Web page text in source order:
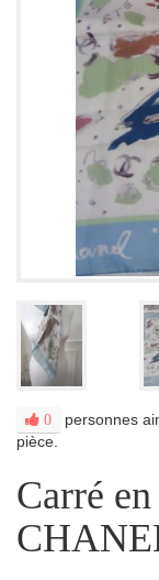
0
personnes
pièce.
Carré